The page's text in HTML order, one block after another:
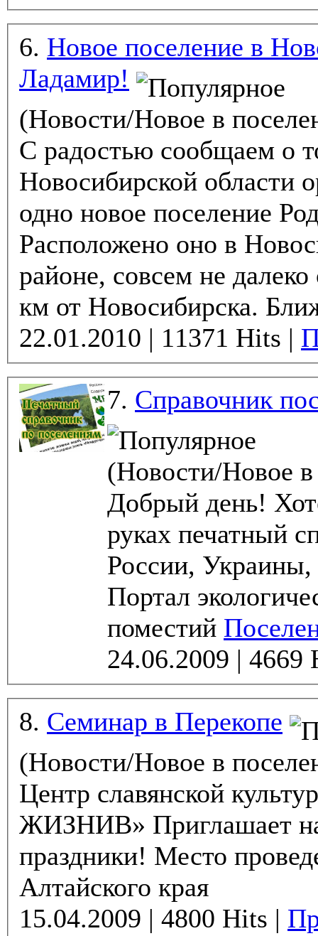
6. Новое поселение в
Ладамир!
(Новости/Новое в
С радостью сообщаем о
Новосибирской области
одно новое поселение
Расположено оно в
районе, совсем не далеко
км от Новосибирска.
22.01.2010 | 11371 Hits |
7. Справочник
(Новости/Новое
Добрый день!
руках печатный
России, Украины,
Портал
поместий
8. Семинар в Перекопе
(Новости/Новое в
Центр славянской
ЖИЗНИВ» Приглашает
праздники! Место
Алтайского края
15.04.2009 | 4800 Hits |